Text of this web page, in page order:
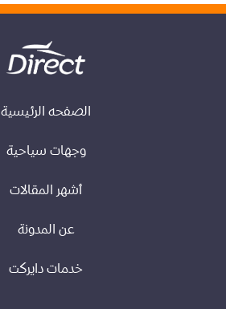
الصفحه الرئيسية
وجهات سياحية
أشهر المقالات
عن المدونة
خدمات دايركت